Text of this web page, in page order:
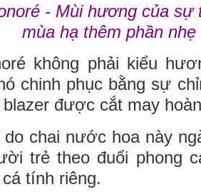
- Mùi hương của sự
mùa hạ thêm phần nhẹ
không phải kiểu
chinh phục bằng sự
được cắt may
chai nước hoa này
trẻ theo đuổi phong
tính riêng.